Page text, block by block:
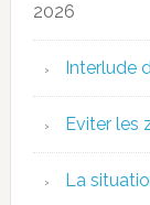
2026
Interlude
Eviter les
La